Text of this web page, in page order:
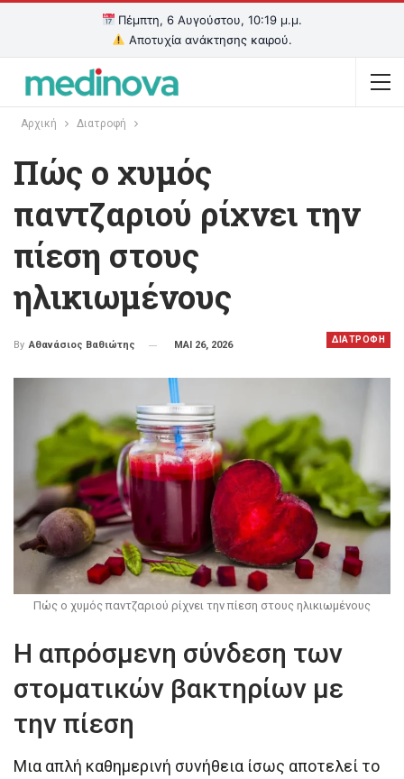
Πέμπτη, 6 Αυγούστου, 10:19 μ.μ.
Αποτυχία ανάκτησης καιρού.
Αρχική Διατροφή
Πώς ο χυμός
παντζαριού ρίχνει την
πίεση στους
ηλικιωμένους
ΔΙΑΤΡΟΦΗ
By Αθανάσιος Βαθιώτης ΜΑΙ 26, 2026
Πώς ο χυμός παντζαριού ρίχνει την πίεση στους ηλικιωμένους
Η απρόσμενη σύνδεση των
στοματικών βακτηρίων με
την πίεση
Μια απλή καθημερινή συνήθεια ίσως αποτελεί το